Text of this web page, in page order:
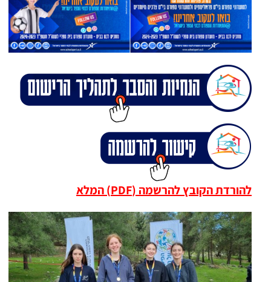
להורדת הקובץ להרשמה (PDF) המלא